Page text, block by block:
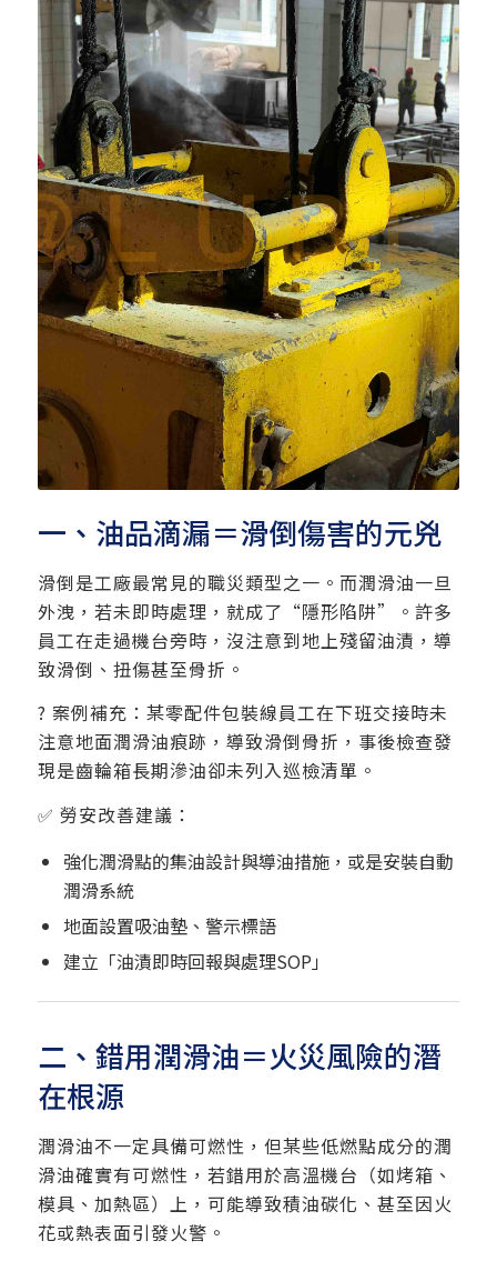
一、油品滴漏＝滑倒傷害的元兇
滑倒是工廠最常見的職災類型之一。而潤滑油一旦
外洩，若未即時處理，就成了“隱形陷阱”。許多
員工在走過機台旁時，沒注意到地上殘留油漬，導
致滑倒、扭傷甚至骨折。
? 案例補充：某零配件包裝線員工在下班交接時未
注意地面潤滑油痕跡，導致滑倒骨折，事後檢查發
現是齒輪箱長期滲油卻未列入巡檢清單。
✅ 勞安改善建議：
強化潤滑點的集油設計與導油措施，或是安裝自動
潤滑系統
地面設置吸油墊、警示標語
建立「油漬即時回報與處理SOP」
二、錯用潤滑油＝火災風險的潛
在根源
潤滑油不一定具備可燃性，但某些低燃點成分的潤
滑油確實有可燃性，若錯用於高溫機台（如烤箱、
模具、加熱區）上，可能導致積油碳化、甚至因火
花或熱表面引發火警。